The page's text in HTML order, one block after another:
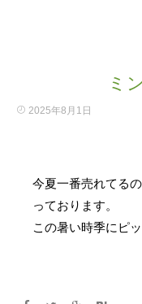
ミ
2025年8月1日
今夏一番売れてる
っております。
この暑い時季にピ